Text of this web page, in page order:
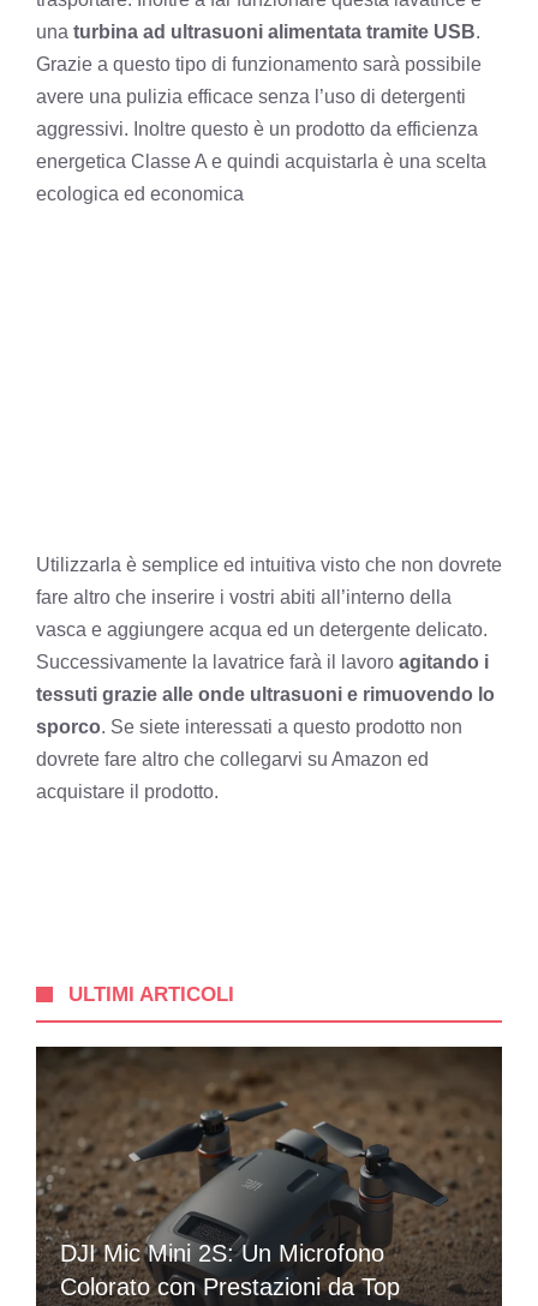
una turbina ad ultrasuoni alimentata tramite USB.
Grazie a questo tipo di funzionamento sarà possibile
avere una pulizia efficace senza l’uso di detergenti
aggressivi. Inoltre questo è un prodotto da efficienza
energetica Classe A e quindi acquistarla è una scelta
ecologica ed economica
Utilizzarla è semplice ed intuitiva visto che non dovrete
fare altro che inserire i vostri abiti all’interno della
vasca e aggiungere acqua ed un detergente delicato.
Successivamente la lavatrice farà il lavoro agitando i
tessuti grazie alle onde ultrasuoni e rimuovendo lo
sporco. Se siete interessati a questo prodotto non
dovrete fare altro che collegarvi su Amazon ed
acquistare il prodotto.
ULTIMI ARTICOLI
DJI Mic Mini 2S: Un Microfono
Colorato con Prestazioni da Top